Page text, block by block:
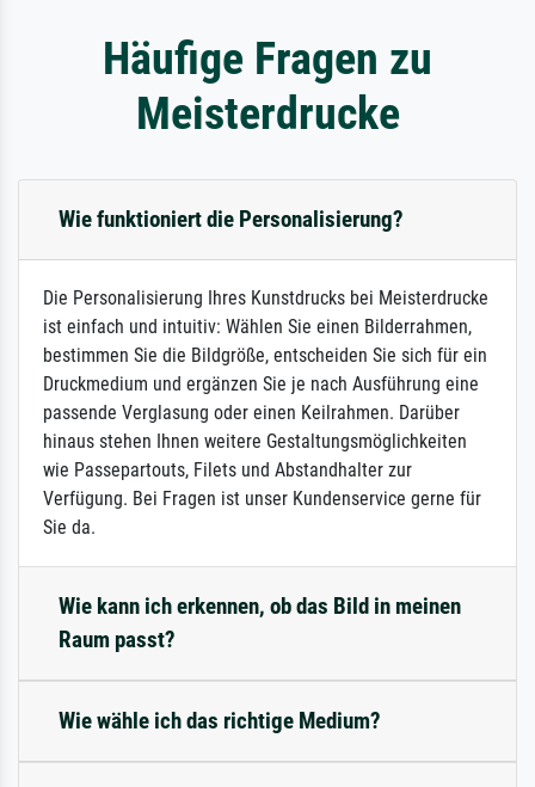
Häufige Fragen zu
Meisterdrucke
Wie funktioniert die Personalisierung?
Die Personalisierung Ihres Kunstdrucks bei Meisterdrucke
ist einfach und intuitiv: Wählen Sie einen Bilderrahmen,
bestimmen Sie die Bildgröße, entscheiden Sie sich für ein
Druckmedium und ergänzen Sie je nach Ausführung eine
passende Verglasung oder einen Keilrahmen. Darüber
hinaus stehen Ihnen weitere Gestaltungsmöglichkeiten
wie Passepartouts, Filets und Abstandhalter zur
Verfügung. Bei Fragen ist unser Kundenservice gerne für
Sie da.
Wie kann ich erkennen, ob das Bild in meinen
Raum passt?
Wie wähle ich das richtige Medium?